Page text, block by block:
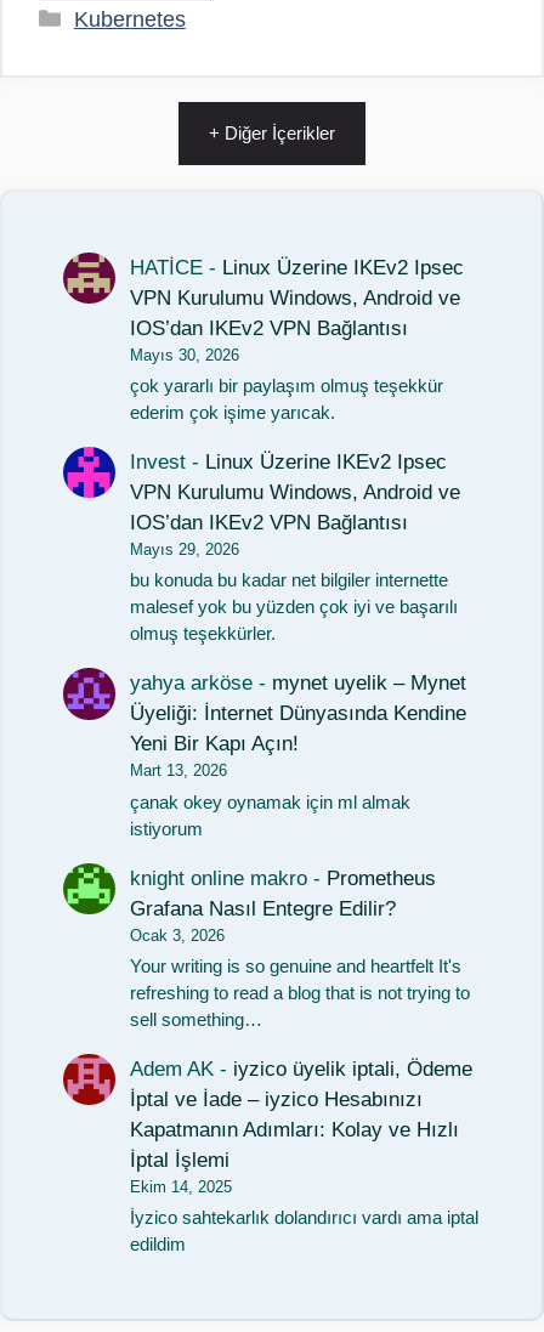
Kategoriler
Kubernetes
+ Diğer İçerikler
HATİCE - Linux Üzerine IKEv2 Ipsec
VPN Kurulumu Windows, Android ve
IOS’dan IKEv2 VPN Bağlantısı
Mayıs 30, 2026
çok yararlı bir paylaşım olmuş teşekkür
ederim çok işime yarıcak.
Invest - Linux Üzerine IKEv2 Ipsec
VPN Kurulumu Windows, Android ve
IOS’dan IKEv2 VPN Bağlantısı
Mayıs 29, 2026
bu konuda bu kadar net bilgiler internette
malesef yok bu yüzden çok iyi ve başarılı
olmuş teşekkürler.
yahya arköse - mynet uyelik – Mynet
Üyeliği: İnternet Dünyasında Kendine
Yeni Bir Kapı Açın!
Mart 13, 2026
çanak okey oynamak için ml almak
istiyorum
knight online makro - Prometheus
Grafana Nasıl Entegre Edilir?
Ocak 3, 2026
Your writing is so genuine and heartfelt It's
refreshing to read a blog that is not trying to
sell something…
Adem AK - iyzico üyelik iptali, Ödeme
İptal ve İade – iyzico Hesabınızı
Kapatmanın Adımları: Kolay ve Hızlı
İptal İşlemi
Ekim 14, 2025
İyzico sahtekarlık dolandırıcı vardı ama iptal
edildim